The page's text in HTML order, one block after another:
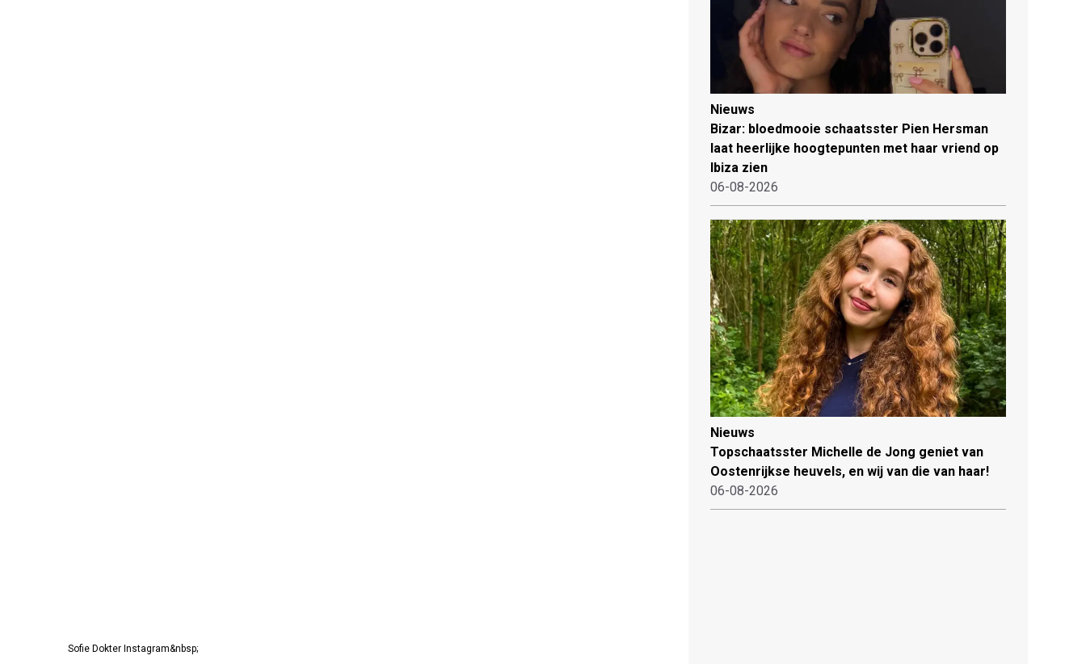
Sofie Dokter Instagram&nbsp;
Nieuws
Bizar: bloedmooie schaatsster Pien Hersman
laat heerlijke hoogtepunten met haar vriend op
Ibiza zien
06-08-2026
Nieuws
Topschaatsster Michelle de Jong geniet van
Oostenrijkse heuvels, en wij van die van haar!
06-08-2026